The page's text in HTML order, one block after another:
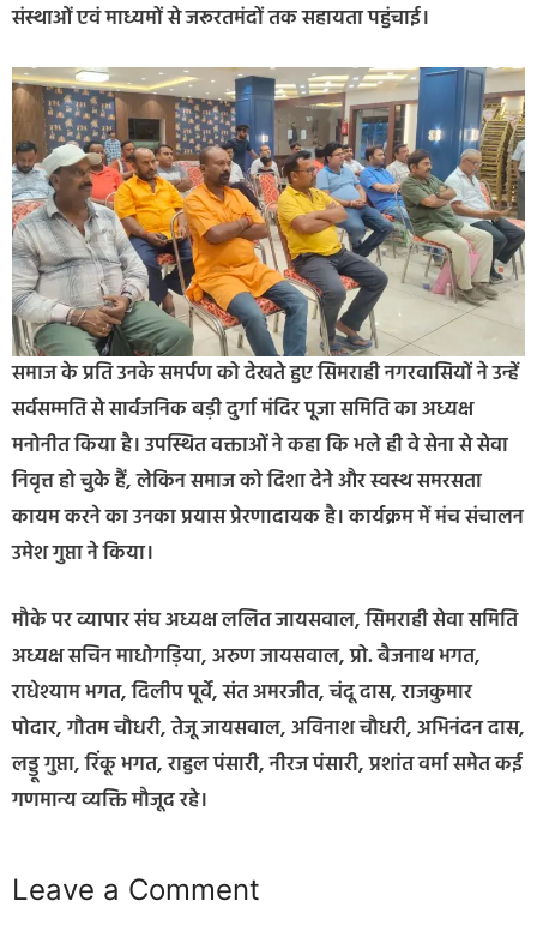
संस्थाओं एवं माध्यमों से जरूरतमंदों तक सहायता पहुंचाई।
समाज के प्रति उनके समर्पण को देखते हुए सिमराही नगरवासियों ने उन्हें
सर्वसम्मति से सार्वजनिक बड़ी दुर्गा मंदिर पूजा समिति का अध्यक्ष
मनोनीत किया है। उपस्थित वक्ताओं ने कहा कि भले ही वे सेना से सेवा
निवृत्त हो चुके हैं, लेकिन समाज को दिशा देने और स्वस्थ समरसता
कायम करने का उनका प्रयास प्रेरणादायक है। कार्यक्रम में मंच संचालन
उमेश गुप्ता ने किया।
मौके पर व्यापार संघ अध्यक्ष ललित जायसवाल, सिमराही सेवा समिति
अध्यक्ष सचिन माधोगड़िया, अरुण जायसवाल, प्रो. बैजनाथ भगत,
राधेश्याम भगत, दिलीप पूर्वे, संत अमरजीत, चंदू दास, राजकुमार
पोदार, गौतम चौधरी, तेजू जायसवाल, अविनाश चौधरी, अभिनंदन दास,
लड्डू गुप्ता, रिंकू भगत, राहुल पंसारी, नीरज पंसारी, प्रशांत वर्मा समेत कई
गणमान्य व्यक्ति मौजूद रहे।
Leave a Comment